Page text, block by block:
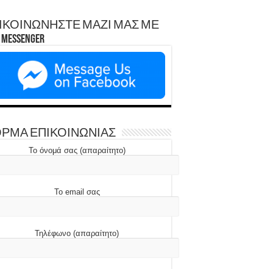
ΜΑΖΙ ΜΑΣ ΜΕ
ΕΠΙΚΟΙΝΩΝΙΑΣ
Το όνομά σας (απαραίτητο)
Το email σας
Τηλέφωνο (απαραίτητο)